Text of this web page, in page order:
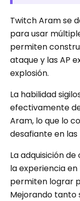
Twitch Aram se
para usar
permiten
ataque y las AP
explosión.
La habilidad
efectivamente
Aram, lo que lo
desafiante en
La adquisición
la experiencia
permiten lograr
Mejorando tanto